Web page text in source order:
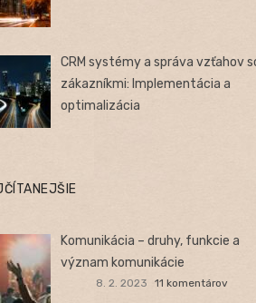
CRM systémy a správa vzťahov
zákazníkmi: Implementácia a
optimalizácia
Komunikácia – druhy, funkcie a
význam komunikácie
8. 2. 2023 11 komentárov